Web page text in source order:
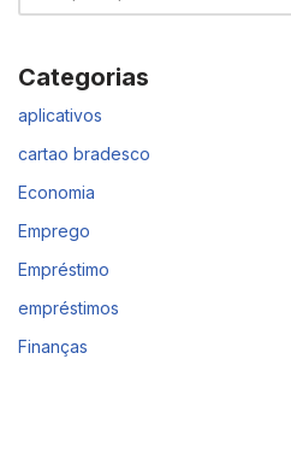
Categorias
aplicativos
cartao bradesco
Economia
Emprego
Empréstimo
empréstimos
Finanças